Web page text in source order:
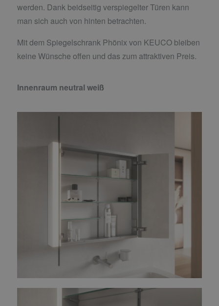
werden. Dank beidseitig verspiegelter Türen kann
man sich auch von hinten betrachten.
Mit dem Spiegelschrank Phönix von KEUCO bleiben
keine Wünsche offen und das zum attraktiven Preis.
Innenraum neutral weiß